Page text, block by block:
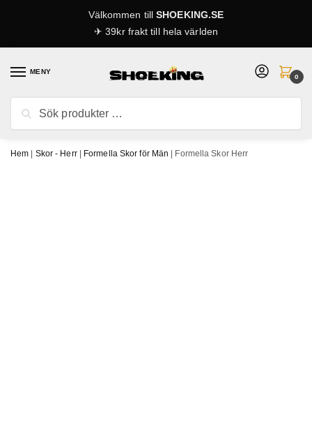
Välkommen tillSHOEKING.SE
✈ 39kr frakt till hela världen
MENY
efter:
Sök
0
Hem | Skor - Herr| Formella Skor för Män | Formella Skor Herr